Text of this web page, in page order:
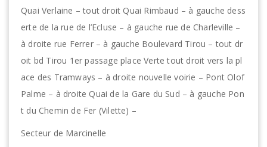
Quai Verlaine – tout droit Quai Rimbaud – à gauche dess
erte de la rue de l’Ecluse – à gauche rue de Charleville –
à droite rue Ferrer – à gauche Boulevard Tirou – tout dr
oit bd Tirou 1er passage place Verte tout droit vers la pl
ace des Tramways – à droite nouvelle voirie – Pont Olof
Palme – à droite Quai de la Gare du Sud – à gauche Pon
t du Chemin de Fer (Vilette) –
Secteur de Marcinelle